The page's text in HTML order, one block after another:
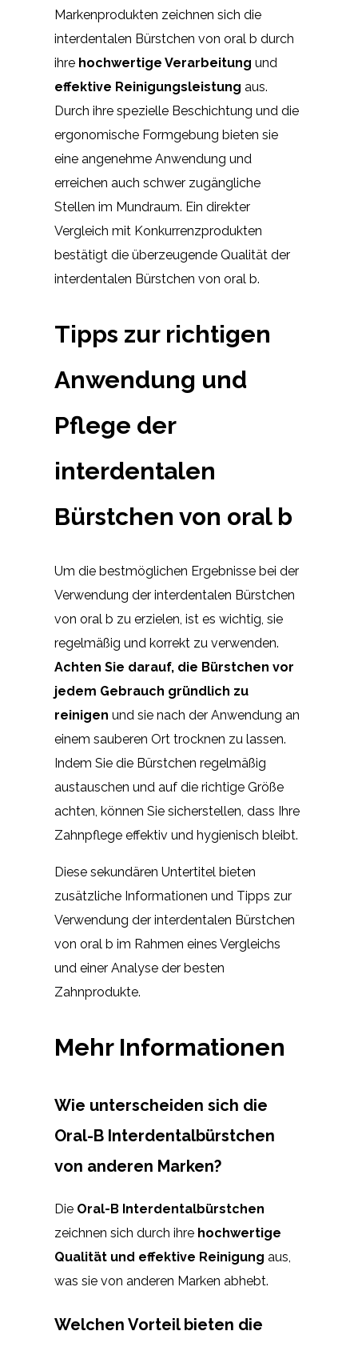
Markenprodukten zeichnen sich die
interdentalen Bürstchen von oral b durch
ihre hochwertige Verarbeitung und
effektive Reinigungsleistung aus.
Durch ihre spezielle Beschichtung und die
ergonomische Formgebung bieten sie
eine angenehme Anwendung und
erreichen auch schwer zugängliche
Stellen im Mundraum. Ein direkter
Vergleich mit Konkurrenzprodukten
bestätigt die überzeugende Qualität der
interdentalen Bürstchen von oral b.
Tipps zur richtigen
Anwendung und
Pflege der
interdentalen
Bürstchen von oral b
Um die bestmöglichen Ergebnisse bei der
Verwendung der interdentalen Bürstchen
von oral b zu erzielen, ist es wichtig, sie
regelmäßig und korrekt zu verwenden.
Achten Sie darauf, die Bürstchen vor
jedem Gebrauch gründlich zu
reinigen und sie nach der Anwendung an
einem sauberen Ort trocknen zu lassen.
Indem Sie die Bürstchen regelmäßig
austauschen und auf die richtige Größe
achten, können Sie sicherstellen, dass Ihre
Zahnpflege effektiv und hygienisch bleibt.
Diese sekundären Untertitel bieten
zusätzliche Informationen und Tipps zur
Verwendung der interdentalen Bürstchen
von oral b im Rahmen eines Vergleichs
und einer Analyse der besten
Zahnprodukte.
Mehr Informationen
Wie unterscheiden sich die
Oral-B Interdentalbürstchen
von anderen Marken?
Die Oral-B Interdentalbürstchen
zeichnen sich durch ihre hochwertige
Qualität und effektive Reinigung aus,
was sie von anderen Marken abhebt.
Welchen Vorteil bieten die